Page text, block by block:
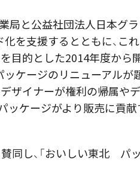
局と公益社団法人日本グ
化を支援するとともに、
目的とした2014年度から
ケージのリニューアルが
ザイナーが権利の帰属や
ケージがより販売に貢献
同し、「おいしい東北 パ